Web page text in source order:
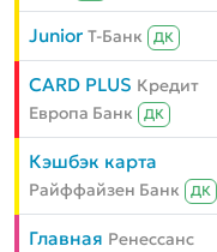
Junior Т-Банк ДК
CARD PLUS Кредит
Европа Банк
ДК
Кэшбэк карта
Райффайзен Банк ДК
Главная Ренессанс